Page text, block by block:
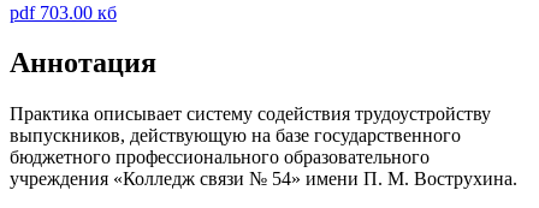
pdf 703.00 кб
Аннотация
Практика описывает систему содействия трудоустройству
выпускников, действующую на базе государственного
бюджетного профессионального образовательного
учреждения «Колледж связи № 54» имени П. М. Вострухина.